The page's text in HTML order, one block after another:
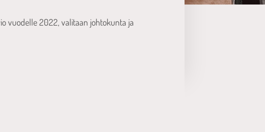
vuodelle 2022, valitaan johtokunta ja